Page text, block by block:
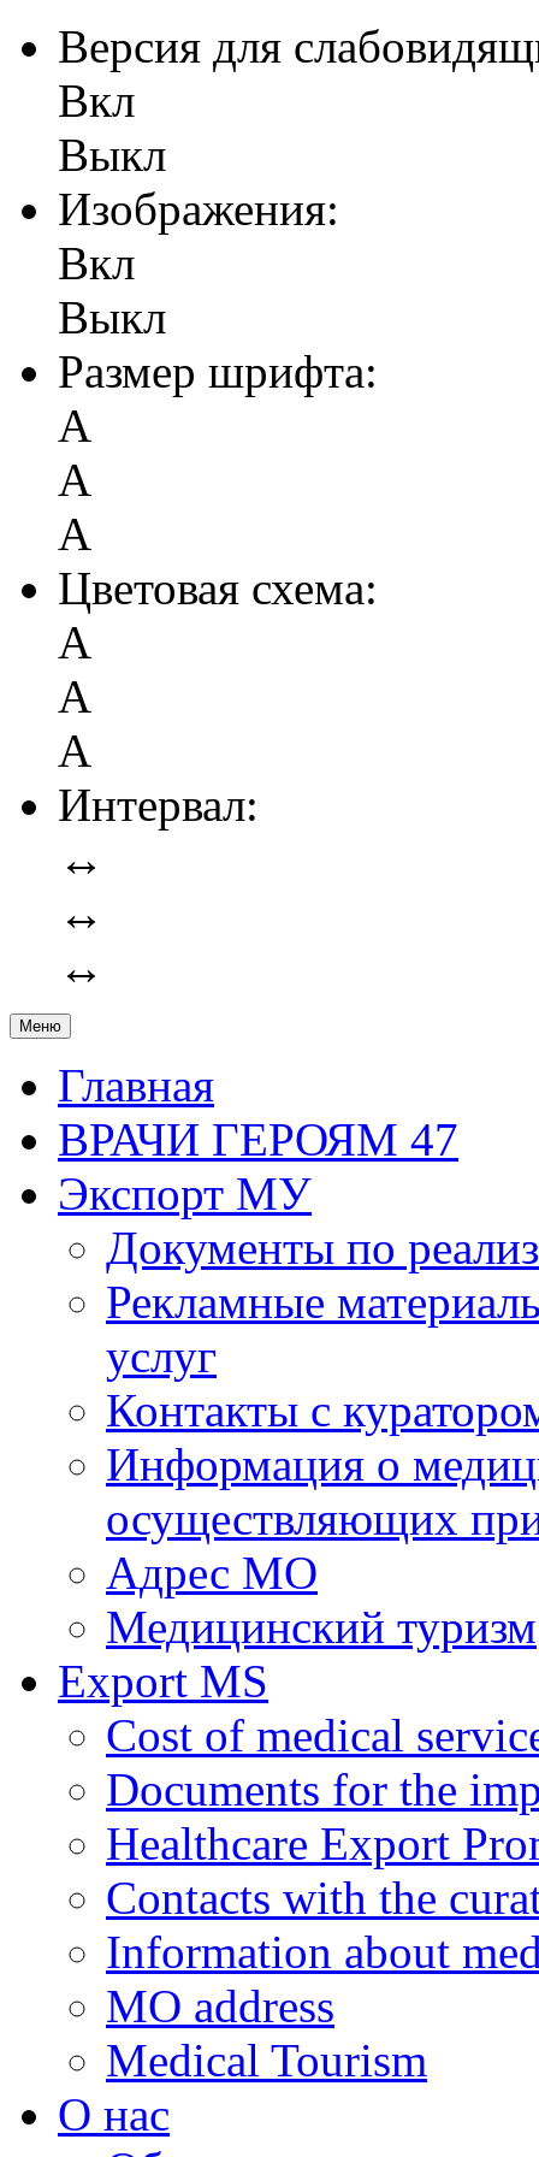
Версия для
Вкл
Выкл
Изображения:
Вкл
Выкл
Размер шрифта:
А
А
А
Цветовая схема:
А
А
А
Интервал:
↔
↔
↔
Меню
Главная
ВРАЧИ ГЕРОЯМ 47
Экспорт МУ
Документы по
Рекламные
услуг
Контакты с
Информация о
осуществляющих
Адрес МО
Медицинский туризм
Export MS
Cost of medical
Documents for the
Healthcare Export
Contacts with the
Information about
MO address
Medical Tourism
О нас